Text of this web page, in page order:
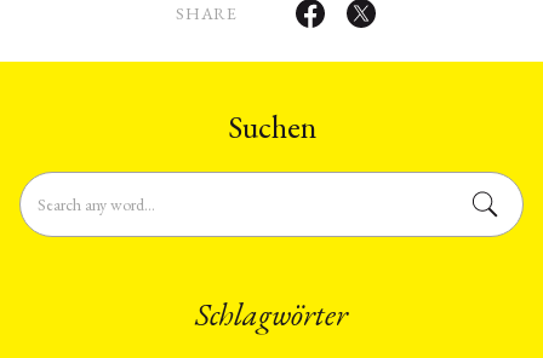
Programms, die geplanten
Asteroiden sowie der Ausbau der
SHARE
Suchen
Schlagwörter